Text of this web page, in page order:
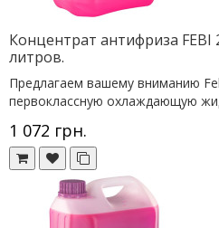
Концентрат антифриза FEBI
литров.
Предлагаем вашему вниманию
первоклассную охлаждающую
1 072 грн.